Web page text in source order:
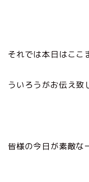
それでは本日はここ
ういろうがお伝え致
皆様の今日が素敵な